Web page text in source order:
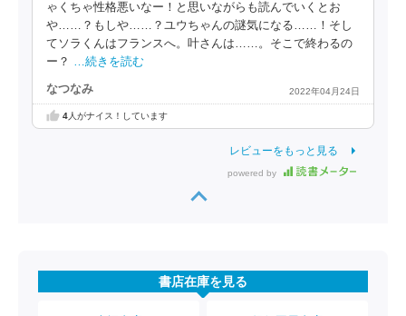
ゃくちゃ性格悪いなー！と思いながらも読んでいくとお
や……？もしや……？ユウちゃんの謎気になる……！そし
てソラくんはフランスへ。叶さんは……。そこで終わるの
ー？ …続きを読む
なつなみ 2022年04月24日
4人がナイス！しています
レビューをもっと見る
powered by
書店在庫を見る